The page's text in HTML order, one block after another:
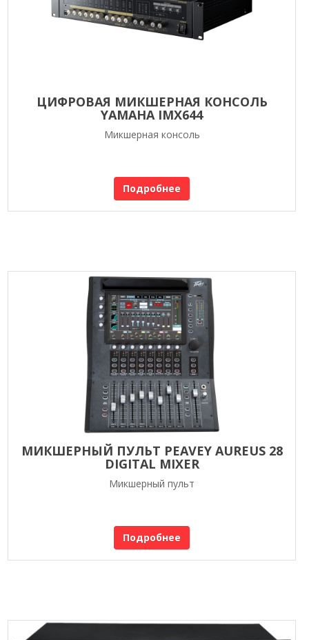
ЦИФРОВАЯ МИКШЕРНАЯ КОНСОЛЬ
YAMAHA IMX644
Микшерная консоль
Подробнее
МИКШЕРНЫЙ ПУЛЬТ PEAVEY AUREUS 28
DIGITAL MIXER
Микшерный пульт
Подробнее